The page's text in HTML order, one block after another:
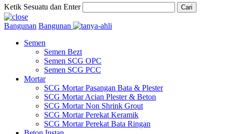
Ketik Sesuatu dan Enter Cari
Bangunan Bangunan
Semen
Semen Bezt
Semen SCG OPC
Semen SCG PCC
Mortar
SCG Mortar Pasangan Bata & Plester
SCG Mortar Acian Plester & Beton
SCG Mortar Non Shrink Grout
SCG Mortar Perekat Keramik
SCG Mortar Perekat Bata Ringan